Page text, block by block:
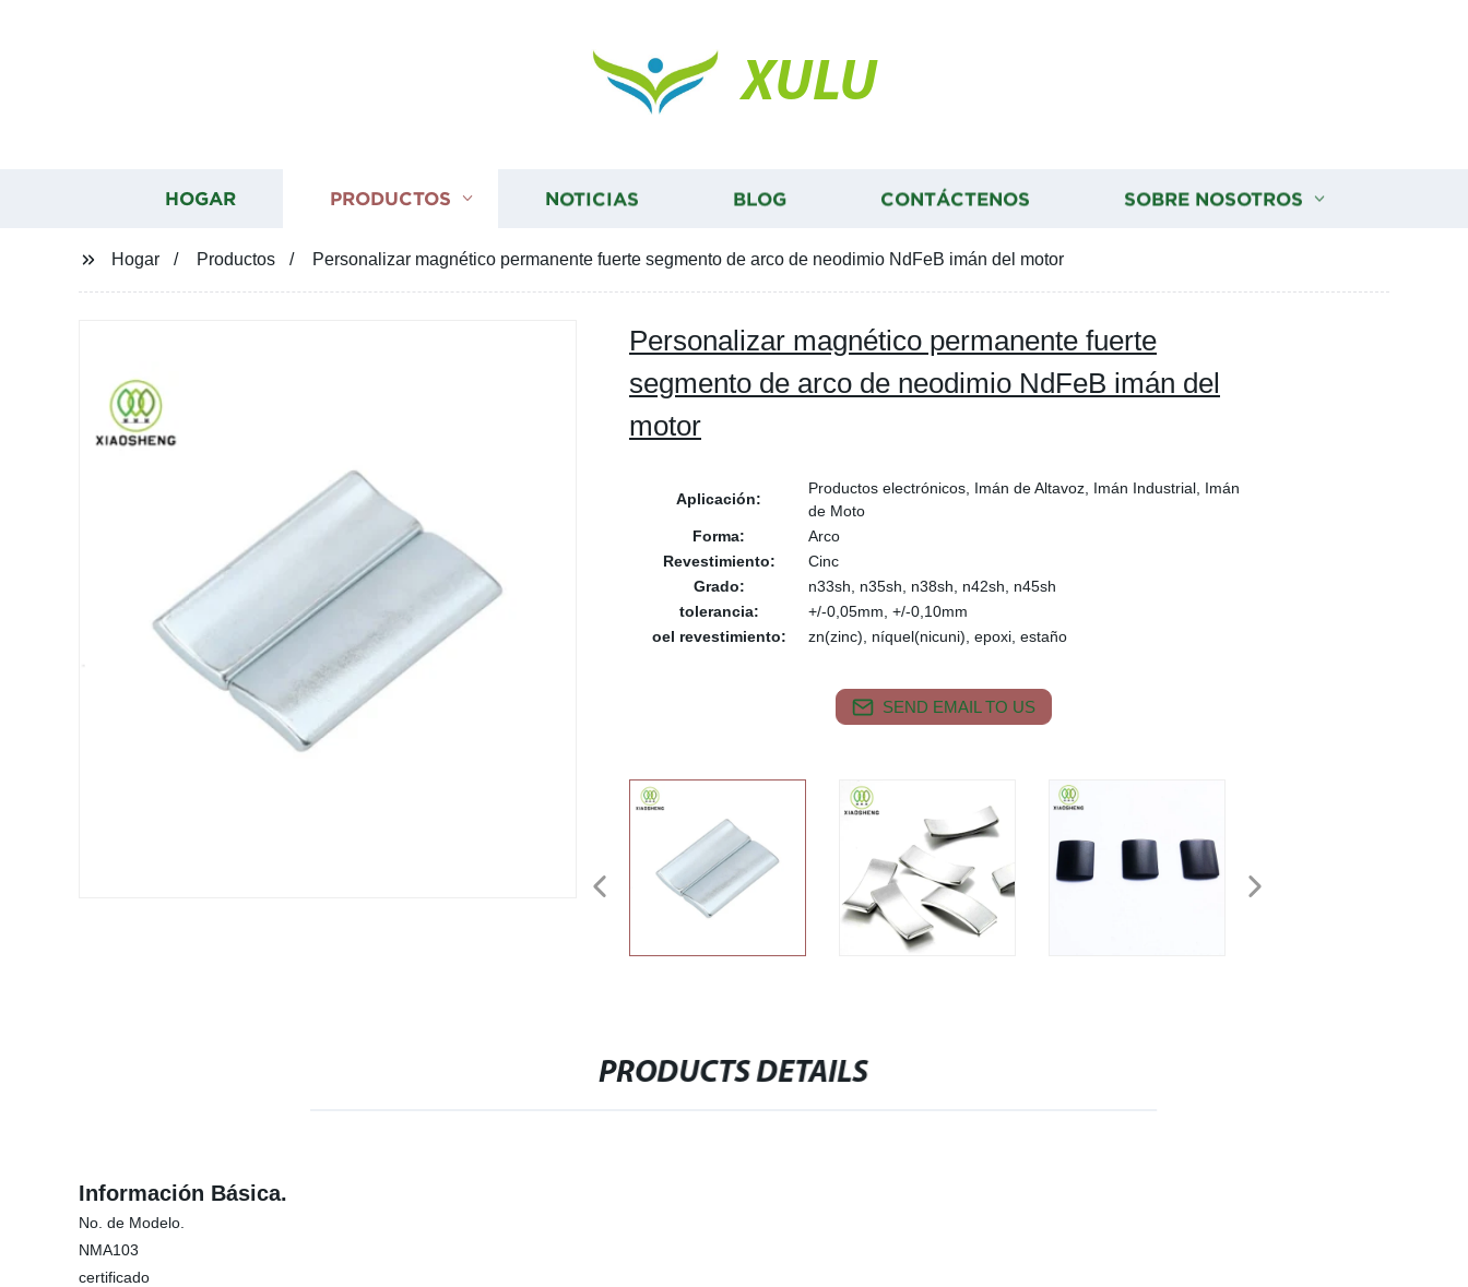
XULU
HOGAR PRODUCTOS NOTICIAS BLOG CONTÁCTENOS SOBRE NOSOTROS
Hogar Productos Personalizar magnético permanente fuerte segmento de arco de neodimio NdFeB imán del motor
Personalizar magnético permanente fuerte
segmento de arco de neodimio NdFeB imán del
motor
Aplicación:
Productos electrónicos, Imán de Altavoz, Imán Industrial, Imán
de Moto
Forma:
Arco
Revestimiento:
Cinc
Grado:
n33sh, n35sh, n38sh, n42sh, n45sh
tolerancia:
+/-0,05mm, +/-0,10mm
oel revestimiento:
zn(zinc), níquel(nicuni), epoxi, estaño
SEND EMAIL TO US
PRODUCTS DETAILS
Información Básica.
No. de Modelo.
NMA103
certificado